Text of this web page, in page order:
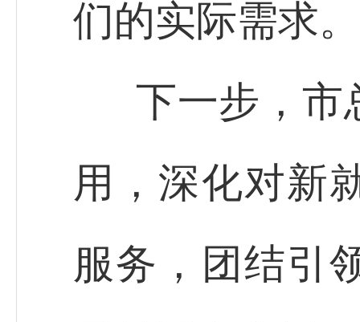
们的实际需求。
下一步，市
用，深化对新
服务，团结引